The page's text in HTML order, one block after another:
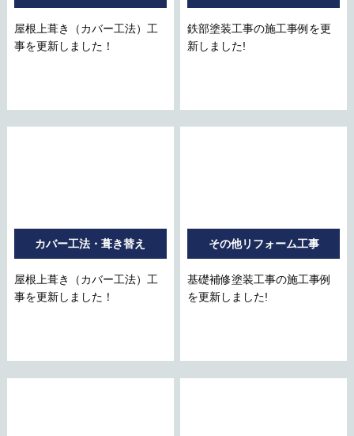
屋根上葺き（カバー工法）工
事を更新しました！
鉄部塗装工事の施工事例を更
新しました!
カバー工法・葺き替え
屋根上葺き（カバー工法）工
事を更新しました！
その他リフォーム工事
基礎補修塗装工事の施工事例
を更新しました!